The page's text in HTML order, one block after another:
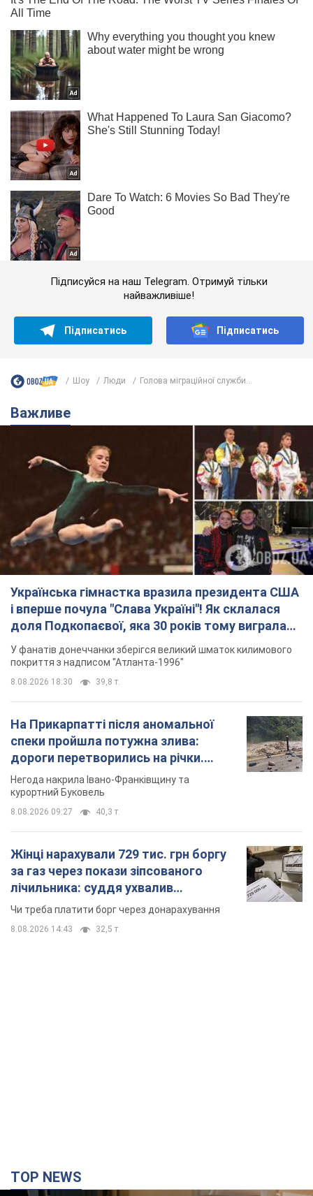
Підписуйся на наш Telegram. Отримуй тільки
найважливіше!
Підписатись Підписатись
Шоу Люди Голова міграційної служби...
Важливе
Українська гімнастка вразила президента США
і вперше почула "Слава Україні"! Як склалася
доля Подкопаєвої, яка 30 років тому виграла
"золото" Олімпіади
У фанатів донеччанки зберігся великий шматок килимового
покриття з надписом "Атланта-1996"
8.08.2026 18:30 39,8 т.
На Прикарпатті після аномальної
спеки пройшла потужна злива:
дороги перетворились на річки.
Відео
Негода накрила Івано-Франківщину та
курортний Буковель
8.08.2026 09:27 40,3 т.
Жінці нарахували 729 тис. грн боргу
за газ через покази зіпсованого
лічильника: суддя ухвалив
неочікуване рішення
Чи треба платити борг через донарахування
8.08.2026 14:43 32,5 т.
TOP NEWS